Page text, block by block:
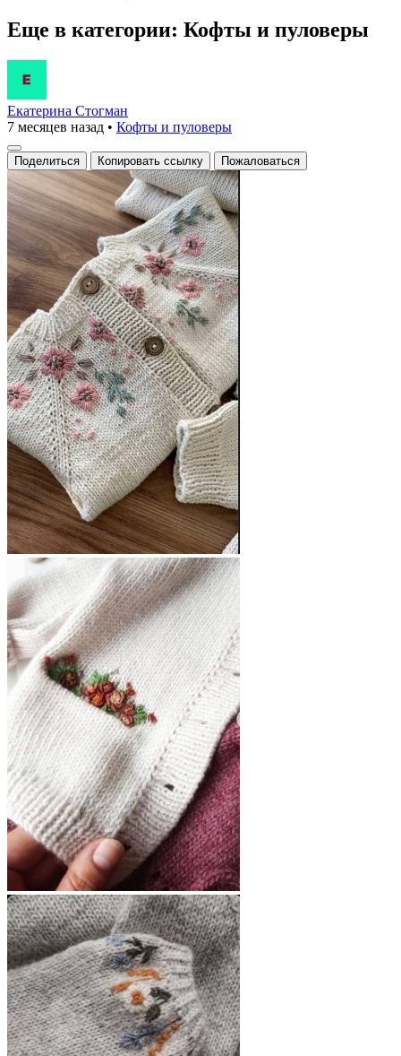
Еще в категории: Кофты и пуловеры
Екатерина Стогман
7 месяцев назад • Кофты и пуловеры
Поделиться Копировать ссылку Пожаловаться